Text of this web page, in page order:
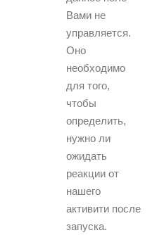
Вами не
управляется.
Оно
необходимо
для того,
чтобы
определить,
нужно ли
ожидать
реакции от
нашего
активити после
запуска.